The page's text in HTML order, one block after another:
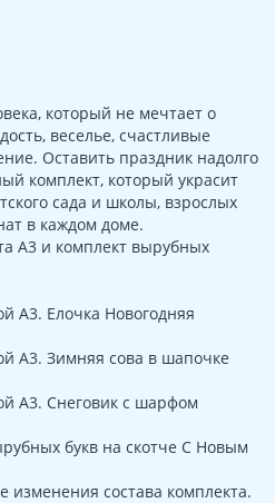
который не мечтает о
веселье, счастливые
Оставить праздник надолго
комплект, который украсит
сада и школы, взрослых
в каждом доме.
А3 и комплект вырубных
А3. Елочка Новогодняя
А3. Зимняя сова в шапочке
А3. Снеговик с шарфом
букв на скотче С Новым
состава комплекта.